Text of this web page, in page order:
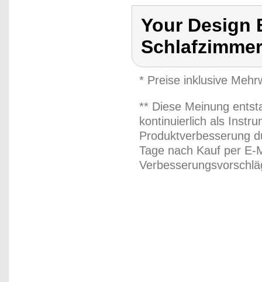
Your Design
* Preise inklusive
** Diese Meinung
kontinuierlich als
Produktverbesserung
Tage nach Kauf per E-